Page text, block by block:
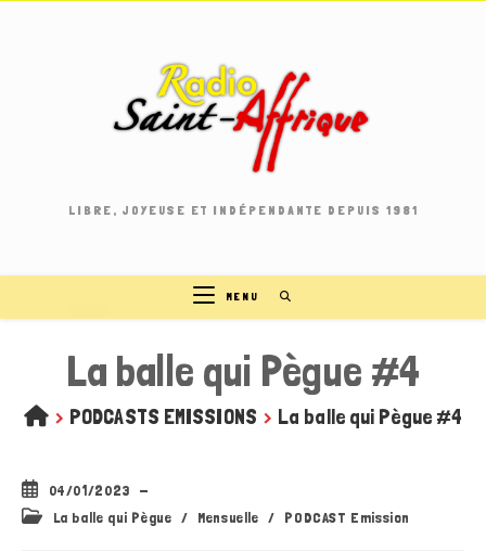
LIBRE, JOYEUSE ET INDÉPENDANTE DEPUIS 1981
MENU
La balle qui Pègue #4
> PODCASTS EMISSIONS > La balle qui Pègue #4
Publication
publiée :
04/01/2023
Post La balle qui Pègue / Mensuelle / PODCAST Emission